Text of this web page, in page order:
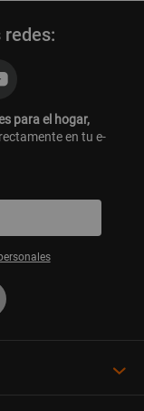
redes:
para el hogar,
en tu e-